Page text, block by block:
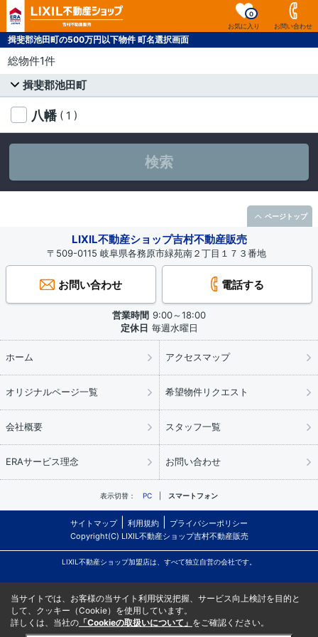
お気に入り
0
お問い合わせ
揖斐郡池田町の500万円以下物件 町名選択画面
総物件1件
揖斐郡池田町
八幡 ( 1 )
検索
LIXIL不動産ショップ吉村不動産販売
〒509-0115 岐阜県各務原市緑苑南２丁目１７３番地
お問い合わせ 電話する
営業時間 9:00～18:00
定休日 毎週水曜日
ホーム アクセスマップ
オリジナルページ一覧 希望物件リクエスト
会社概要 スタッフ一覧
ERAサービス理念 お問い合わせ
表示切替： PC スマートフォン
サイトマップ 利用規約
プライバシーポリシー
Copyright(C) LIXIL不動産ショップ吉村不動産販売
LIXIL不動産ショップ加盟店は、すべて独立自営の会社です。
ページトップ
当サイトでは、お客様の当サイト利用状況把握、サービス向上検討を目的と
して、クッキー（Cookie）を使用しています。
詳しくは、当社の 「Cookieの取扱いについて」 をご確認ください。